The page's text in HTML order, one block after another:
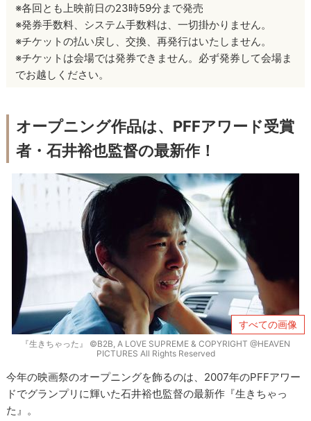
※各回とも上映前日の23時59分まで発売
※発券手数料、システム手数料は、一切掛かりません。
※チケットの払い戻し、交換、再発行はいたしません。
※チケットは会場では発券できません。必ず発券して会場ま
でお越しください。
オープニング作品は、PFFアワード受賞
者・石井裕也監督の最新作！
すべての画像
『生きちゃった』 ©B2B, A LOVE SUPREME & COPYRIGHT @HEAVEN
PICTURES All Rights Reserved
今年の映画祭のオープニングを飾るのは、2007年のPFFアワー
ドでグランプリに輝いた石井裕也監督の最新作『生きちゃっ
た』。